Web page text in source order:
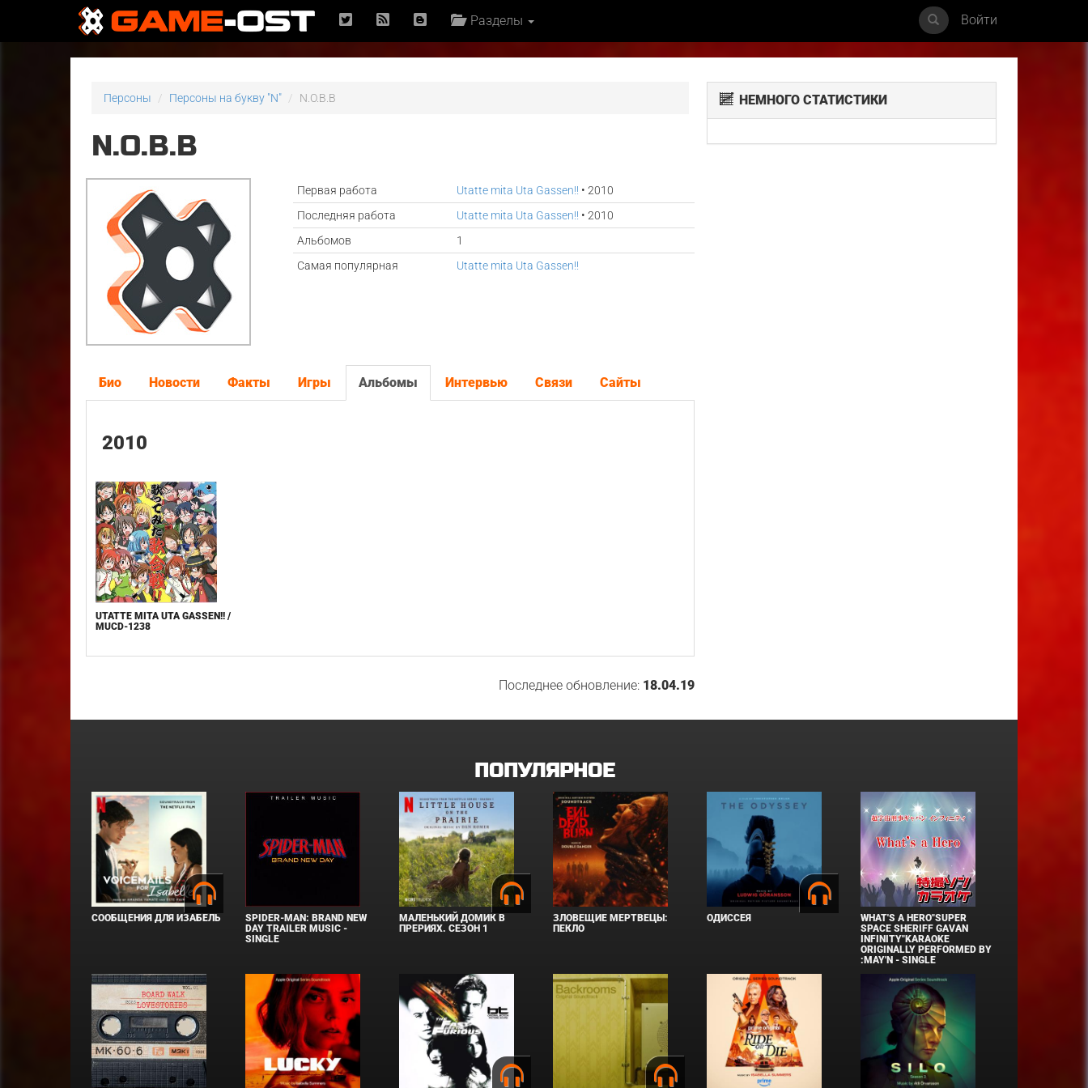
Разделы Войти
Персоны Персоны на букву "N" N.O.B.B
N.O.B.B
Первая работа Utatte mita Uta Gassen!! • 2010
Последняя работа
Utatte mita Uta Gassen!! • 2010
Альбомов
1
Самая популярная
Utatte mita Uta Gassen!!
Био Новости Факты Игры Альбомы Интервью Связи Сайты
2010
UTATTE MITA UTA GASSEN!! /
MUCD-1238
Последнее обновление: 18.04.19
НЕМНОГО СТАТИСТИКИ
ПОПУЛЯРНОЕ
СООБЩЕНИЯ ДЛЯ ИЗАБЕЛЬ
SPIDER-MAN: BRAND NEW
DAY TRAILER MUSIC -
SINGLE
МАЛЕНЬКИЙ ДОМИК В
ПРЕРИЯХ. СЕЗОН 1
ЗЛОВЕЩИЕ МЕРТВЕЦЫ:
ПЕКЛО
ОДИССЕЯ
WHAT'S A HERO"SUPER
SPACE SHERIFF GAVAN
INFINITY"KARAOKE
ORIGINALLY PERFORMED BY
:MAY'N - SINGLE